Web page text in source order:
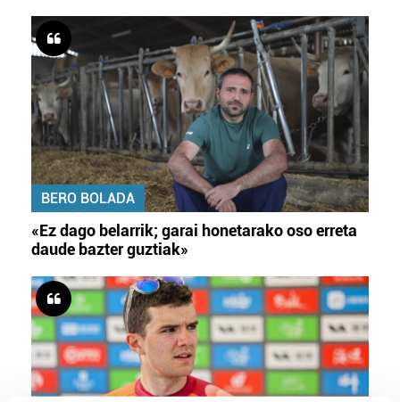
BERO BOLADA
«Ez dago belarrik; garai honetarako oso erreta
daude bazter guztiak»